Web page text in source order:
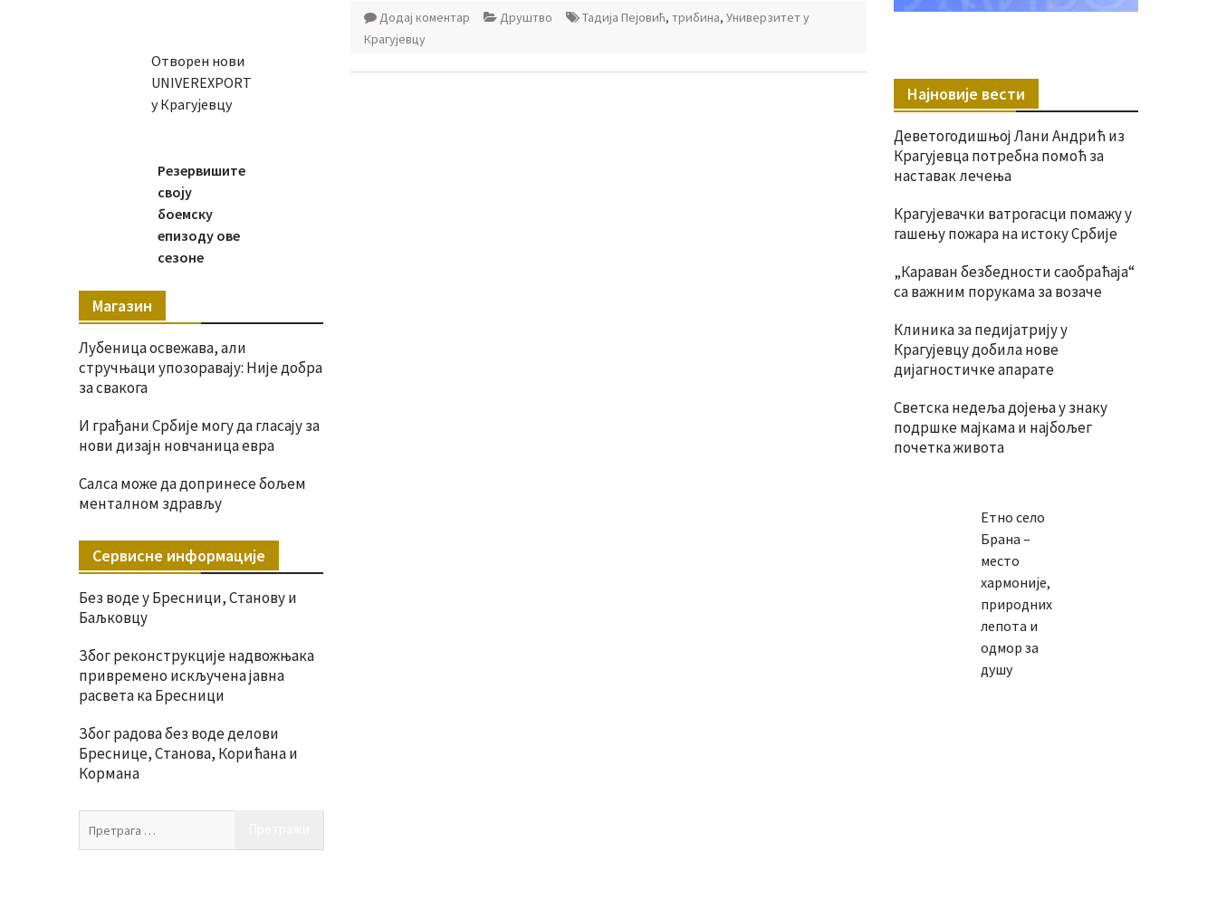
Додај коментар Друштво Тадија Пејовић, трибина, Универзитет у
Крагујевцу
Најновије вести
Деветогодишњој Лани Андрић из
Крагујевца потребна помоћ за
наставак лечења
Крагујевачки ватрогасци помажу у
гашењу пожара на истоку Србије
„Караван безбедности саобраћаја“
са важним порукама за возаче
Клиника за педијатрију у
Крагујевцу добила нове
дијагностичке апарате
Светска недеља дојења у знаку
подршке мајкама и најбољег
почетка живота
Етно село
Брана –
место
хармоније,
природних
лепота и
одмор за
душу
Отворен нови
UNIVEREXPORT
у Крагујевцу
Резервишите
своју
боемску
епизоду ове
сезоне
Магазин
Лубеница освежава, али
стручњаци упозоравају: Није добра
за свакога
И грађани Србије могу да гласају за
нови дизајн новчаница евра
Салса може да допринесе бољем
менталном здрављу
Сервисне информације
Без воде у Бресници, Станову и
Баљковцу
Због реконструкције надвожњака
привремено искључена јавна
расвета ка Бресници
Због радова без воде делови
Бреснице, Станова, Корићана и
Кормана